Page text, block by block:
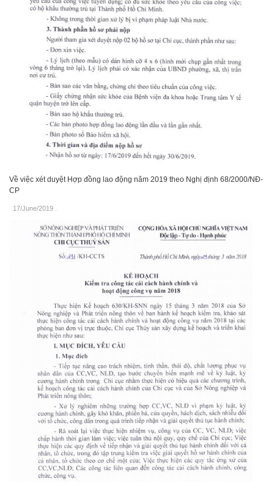
Về việc xét duyệt Hợp đồng lao động năm 2019 theo Nghị định 68/2000/NĐ-
CP
17/June/2019 .